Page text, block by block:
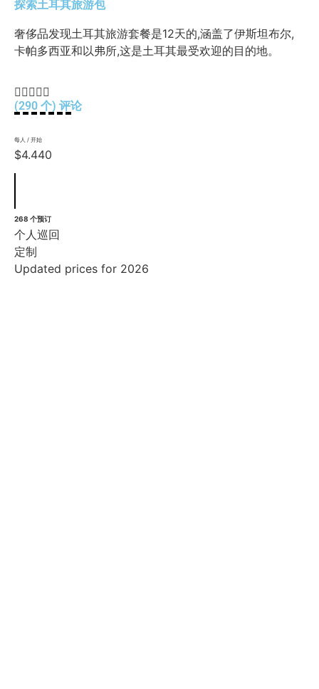
探索土耳其旅游包
奢侈品发现土耳其旅游套餐是12天的,涵盖了伊斯坦布尔,
卡帕多西亚和以弗所,这是土耳其最受欢迎的目的地。

(290 个) 评论
每人 / 开始
$4.440
268 个预订
个人巡回
定制
Updated prices for 2026